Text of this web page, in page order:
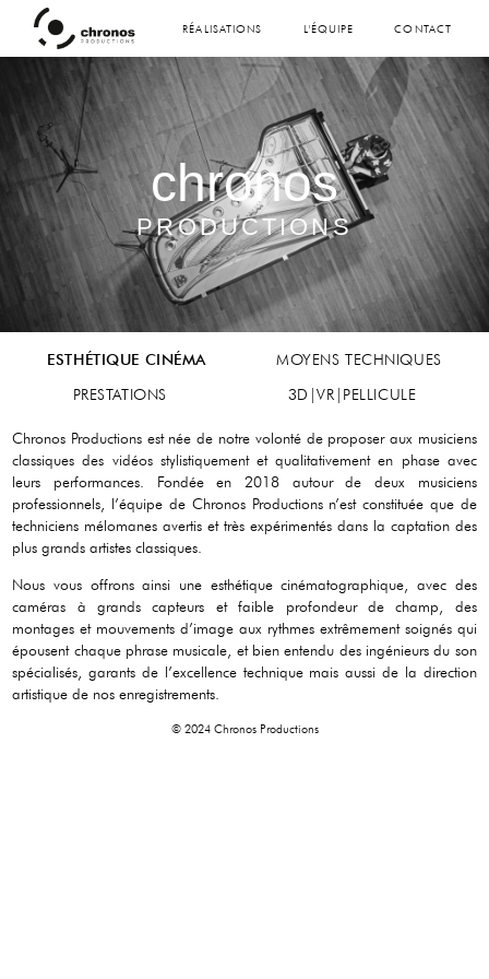
RÉALISATIONS L'ÉQUIPE CONTACT
chronos
PRODUCTIONS
ESTHÉTIQUE CINÉMA
MOYENS TECHNIQUES
PRESTATIONS
3D|VR|PELLICULE
Chronos Productions est née de notre volonté de proposer aux musiciens
classiques des vidéos stylistiquement et qualitativement en phase avec
leurs performances. Fondée en 2018 autour de deux musiciens
professionnels, l’équipe de Chronos Productions n’est constituée que de
techniciens mélomanes avertis et très expérimentés dans la captation des
plus grands artistes classiques.
Nous vous offrons ainsi une esthétique cinématographique, avec des
caméras à grands capteurs et faible profondeur de champ, des
montages et mouvements d’image aux rythmes extrêmement soignés qui
épousent chaque phrase musicale, et bien entendu des ingénieurs du son
spécialisés, garants de l’excellence technique mais aussi de la direction
artistique de nos enregistrements.
© 2024 Chronos Productions